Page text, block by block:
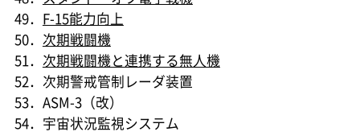
49． F-15能力向上
50． 次期戦闘機
51． 次期戦闘機と連携する無人機
52．次期警戒管制レーダ装置
53．ASM-3（改）
54．宇宙状況監視システム